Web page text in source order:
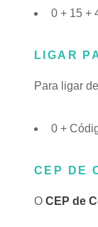
0 + 15 +
LIGAR
Para ligar
0 +
CEP DE
O CEP de